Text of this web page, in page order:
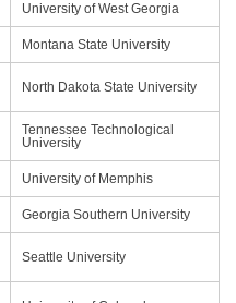
University of West Georgia
Montana State University
North Dakota State University
Tennessee Technological
University
University of Memphis
Georgia Southern University
Seattle University